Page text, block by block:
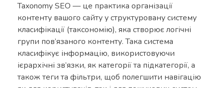
Taxonomy SEO — це практика організації
контенту вашого сайту у структуровану систему
класифікації (таксономію), яка створює логічні
групи пов’язаного контенту. Така система
класифікує інформацію, використовуючи
ієрархічні зв’язки, як категорії та підкатегорії, а
також теги та фільтри, щоб полегшити навігацію